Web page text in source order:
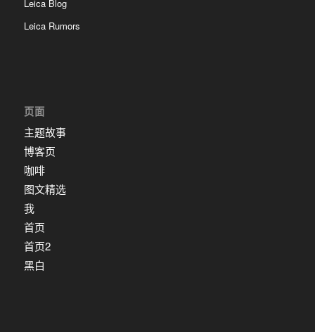
Leica Blog
Leica Rumors
页面
主题故事
博客页
咖啡
图文精选
我
首页
首页2
黑白